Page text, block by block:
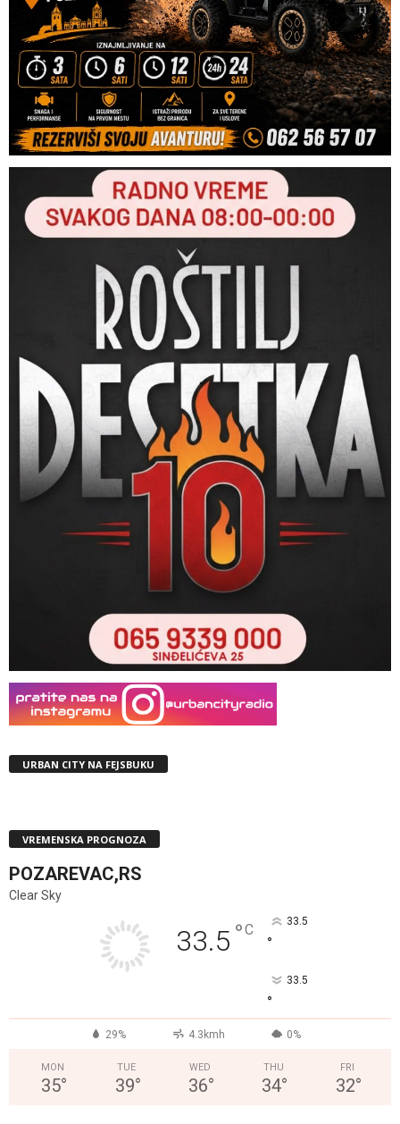
URBAN CITY NA FEJSBUKU
VREMENSKA PROGNOZA
POZAREVAC,RS
Clear Sky
33.5 °C 33.5
°
33.5
°
29% 4.3kmh 0%
MON
35°
TUE
39°
WED
36°
THU
34°
FRI
32°